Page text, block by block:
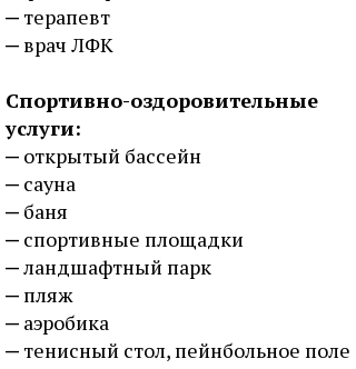
терапевт
врач ЛФК
Спортивно-оздоровительные
услуги:
открытый бассейн
сауна
баня
спортивные площадки
ландшафтный парк
пляж
аэробика
тенисный стол, пейнбольное поле